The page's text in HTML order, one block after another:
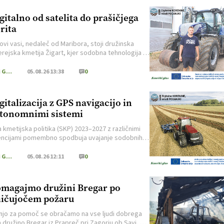
od satelita do prašičjega
vasi, nedaleč od Maribora, stoji družinska
kmetija Žigart, kjer sodobna tehnologija ni
delu, kar podpira tudi Skupna kmetijska
skupaj z možem Miranom in sinom Markom, ki bo
[…]
Kmečki Glas 05.08.26 13:38 0
z GPS navigacijo in
sistemi
kmetijska politika (SKP) 2023–2027 z različnimi
pomembno spodbuja uvajanje sodobnih
politike (SKP) 2023–2027 je povečati
ter prispevati k okoljsko in podnebno bolj
kmetovanju. Med digitalnimi tehnologijami,
kmetijska politika (SKP) 2023–2027
[…]
Kmečki Glas 05.08.26 12:11 0
družini Bregar po
požaru
za pomoč se obračamo na vse ljudi dobrega